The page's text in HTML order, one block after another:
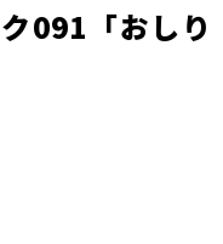
091「おしり